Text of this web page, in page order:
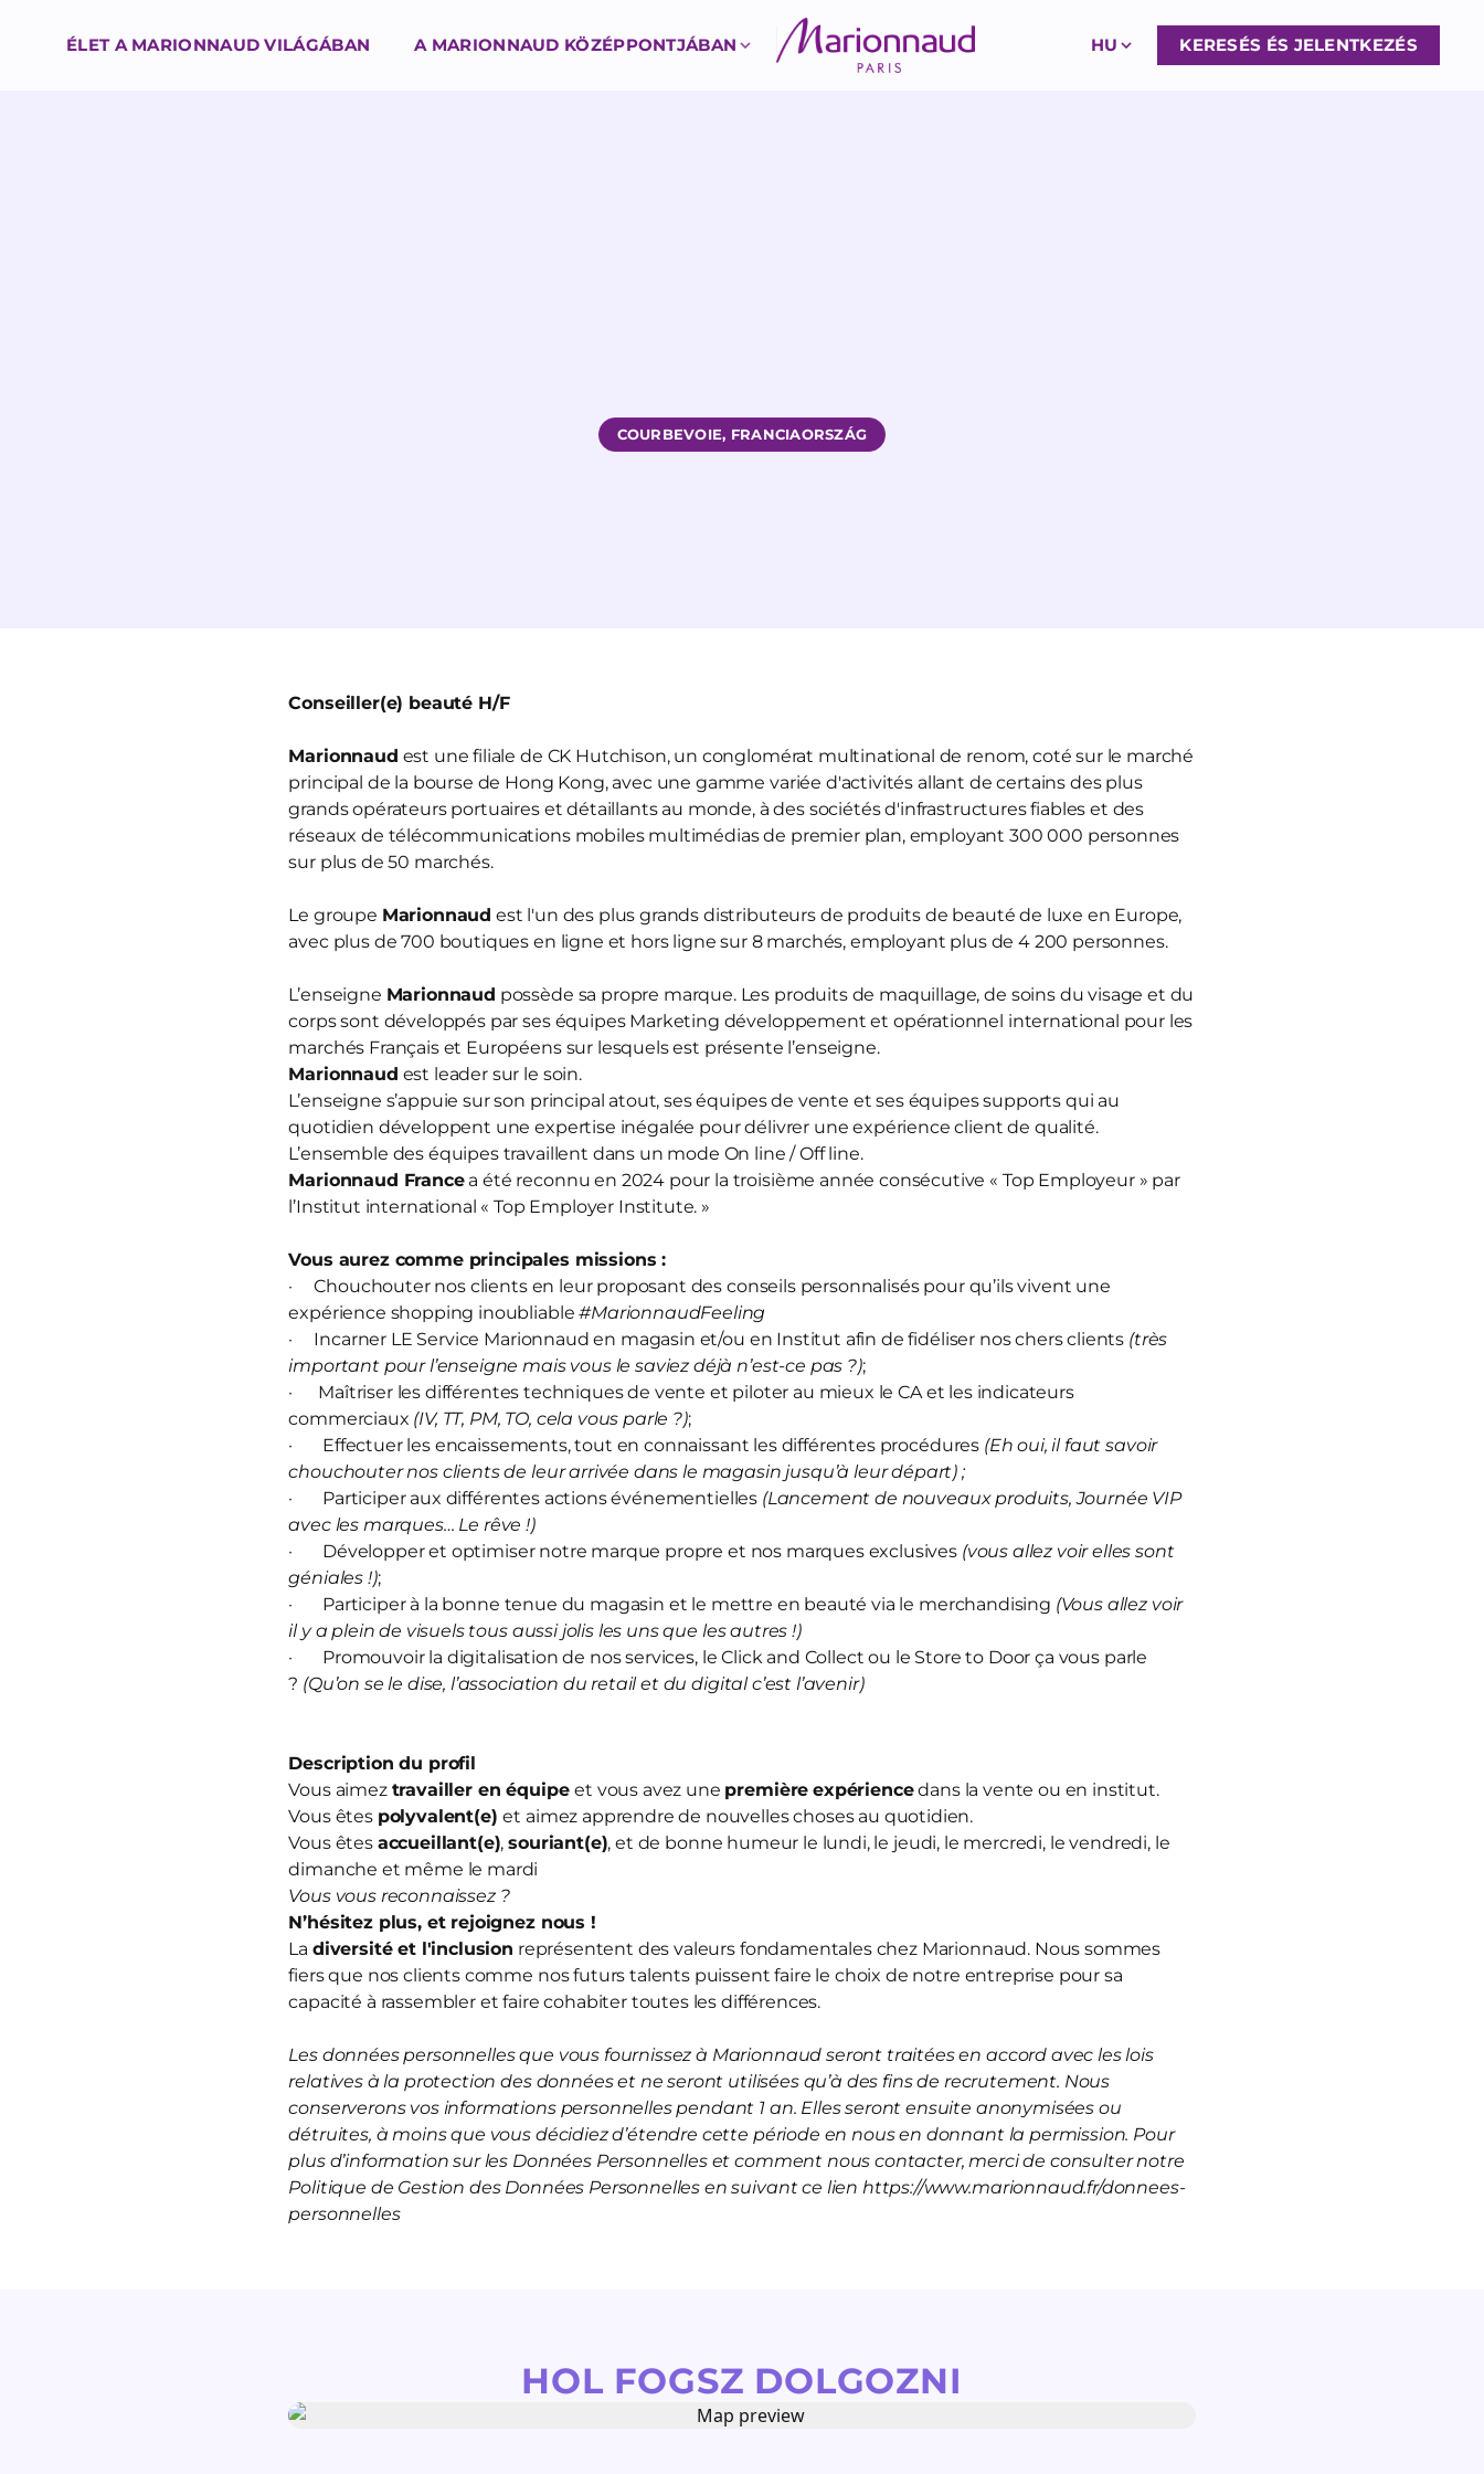
ÉLET A MARIONNAUD VILÁGÁBAN A MARIONNAUD KÖZÉPPONTJÁBAN HU KERESÉS ÉS JELENTKEZÉS
COURBEVOIE, FRANCIAORSZÁG
Conseiller(e) beauté H/F
Marionnaud est une filiale de CK Hutchison, un conglomérat multinational de renom, coté sur le marché
principal de la bourse de Hong Kong, avec une gamme variée d'activités allant de certains des plus
grands opérateurs portuaires et détaillants au monde, à des sociétés d'infrastructures fiables et des
réseaux de télécommunications mobiles multimédias de premier plan, employant 300 000 personnes
sur plus de 50 marchés.
Le groupe Marionnaud est l'un des plus grands distributeurs de produits de beauté de luxe en Europe,
avec plus de 700 boutiques en ligne et hors ligne sur 8 marchés, employant plus de 4 200 personnes.
L’enseigne Marionnaud possède sa propre marque. Les produits de maquillage, de soins du visage et du
corps sont développés par ses équipes Marketing développement et opérationnel international pour les
marchés Français et Européens sur lesquels est présente l’enseigne.
Marionnaud est leader sur le soin.
L’enseigne s’appuie sur son principal atout, ses équipes de vente et ses équipes supports qui au
quotidien développent une expertise inégalée pour délivrer une expérience client de qualité.
L’ensemble des équipes travaillent dans un mode On line / Off line.
Marionnaud Francea été reconnu en 2024 pour la troisième année consécutive « Top Employeur » par
l’Institut international « Top Employer Institute. »
Vous aurez comme principales missions :
· Chouchouter nos clients en leur proposant des conseils personnalisés pour qu’ils vivent une
expérience shopping inoubliable#MarionnaudFeeling
· Incarner LE Service Marionnaud en magasin et/ou en Institut afin de fidéliser nos chers clients (très
important pour l’enseigne mais vous le saviez déjà n’est-ce pas ?);
· Maîtriser les différentes techniques de vente et piloter au mieux le CA et les indicateurs
commerciaux (IV, TT, PM, TO, cela vous parle ?);
· Effectuer les encaissements, tout en connaissant les différentes procédures (Eh oui, il faut savoir
chouchouter nos clients de leur arrivée dans le magasin jusqu’à leur départ) ;
· Participer aux différentes actions événementielles (Lancement de nouveaux produits, Journée VIP
avec les marques… Le rêve !)
· Développer et optimiser notre marque propre et nos marques exclusives (vous allez voir elles sont
géniales !);
· Participer à la bonne tenue du magasin et le mettre en beauté via le merchandising (Vous allez voir
il y a plein de visuels tous aussi jolis les uns que les autres !)
· Promouvoir la digitalisation de nos services, le Click and Collect ou le Store to Door ça vous parle
? (Qu’on se le dise, l’association du retail et du digital c’est l’avenir)
Description du profil
Vous aimez travailler en équipeet vous avez une première expériencedans la vente ou en institut.
Vous êtes polyvalent(e)et aimez apprendre de nouvelles choses au quotidien.
Vous êtes accueillant(e),souriant(e), et de bonne humeur le lundi, le jeudi, le mercredi, le vendredi, le
dimanche et même le mardi
Vous vous reconnaissez ?
N’hésitez plus, et rejoignez nous !
La diversité et l'inclusion représentent des valeurs fondamentales chez Marionnaud. Nous sommes
fiers que nos clients comme nos futurs talents puissent faire le choix de notre entreprise pour sa
capacité à rassembler et faire cohabiter toutes les différences.
Les données personnelles que vous fournissez à Marionnaud seront traitées en accord avec les lois
relatives à la protection des données et ne seront utilisées qu’à des fins de recrutement. Nous
conserverons vos informations personnelles pendant 1 an. Elles seront ensuite anonymisées ou
détruites, à moins que vous décidiez d’étendre cette période en nous en donnant la permission. Pour
plus d’information sur les Données Personnelles et comment nous contacter, merci de consulter notre
Politique de Gestion des Données Personnelles en suivant ce lien https://www.marionnaud.fr/donnees-
personnelles
HOL FOGSZ DOLGOZNI